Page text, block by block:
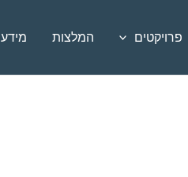
פרויקטים המלצות מידע